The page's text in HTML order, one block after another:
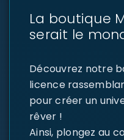
La boutique
serait le
Découvrez notre
licence
pour créer un
rêver !
Ainsi, plongez au